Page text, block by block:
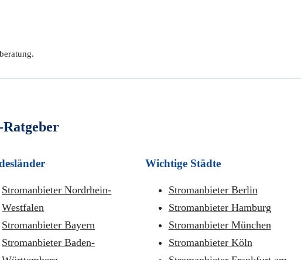
Stromanbieter Nordrhein-
Westfalen
Stromanbieter Bayern
Stromanbieter Baden-
Wichtige Städte
Stromanbieter Berlin
Stromanbieter Hamburg
Stromanbieter München
Stromanbieter Köln